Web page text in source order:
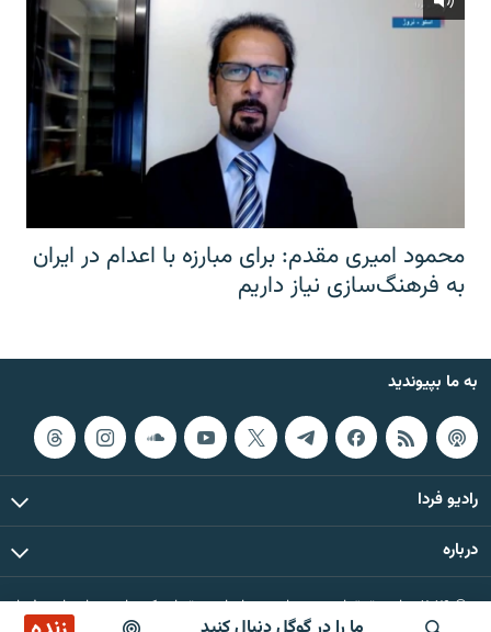
محمود امیری مقدم: برای مبارزه با اعدام در ایران
به فرهنگ‌سازی نیاز داریم
به ما بپیوندید
رادیو فردا
درباره
© ۲۰۲۶ تمام حقوق این وب‌سایت، بر اساس مقررات کپی‌رایت، برای رادیو فردا
محفوظ است.